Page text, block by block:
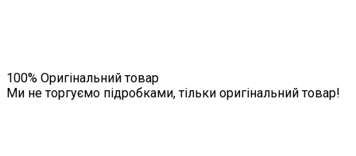
100% Оригінальний товар
Ми не торгуємо підробками, тільки оригінальний товар!